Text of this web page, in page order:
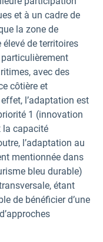
et à un cadre de
la zone de
de territoires
avec des
côtière et
effet, l’adaptation est
1 (innovation
la capacité
l’adaptation au
mentionnée dans
bleu durable)
étant
de bénéficier d’une